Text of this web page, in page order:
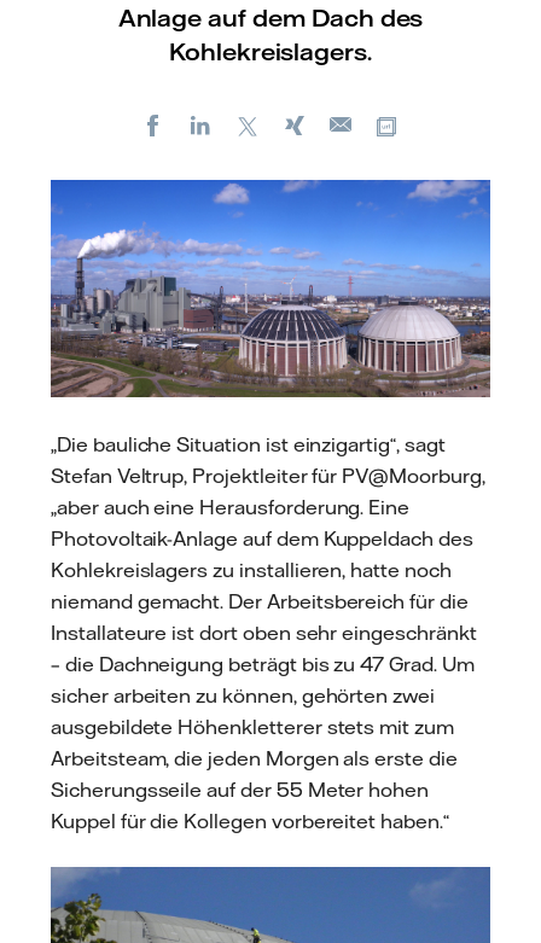
Anlage auf dem Dach des
Kohlekreislagers.
FacebookLinkedIn Xing
E-
„Die bauliche Situation ist einzigartig“, sagt
Stefan Veltrup, Projektleiter für PV@Moorburg,
„aber auch eine Herausforderung. Eine
Photovoltaik-Anlage auf dem Kuppeldach des
Kohlekreislagers zu installieren, hatte noch
niemand gemacht. Der Arbeitsbereich für die
Installateure ist dort oben sehr eingeschränkt
– die Dachneigung beträgt bis zu 47 Grad. Um
sicher arbeiten zu können, gehörten zwei
ausgebildete Höhenkletterer stets mit zum
Arbeitsteam, die jeden Morgen als erste die
Sicherungsseile auf der 55 Meter hohen
Kuppel für die Kollegen vorbereitet haben.“